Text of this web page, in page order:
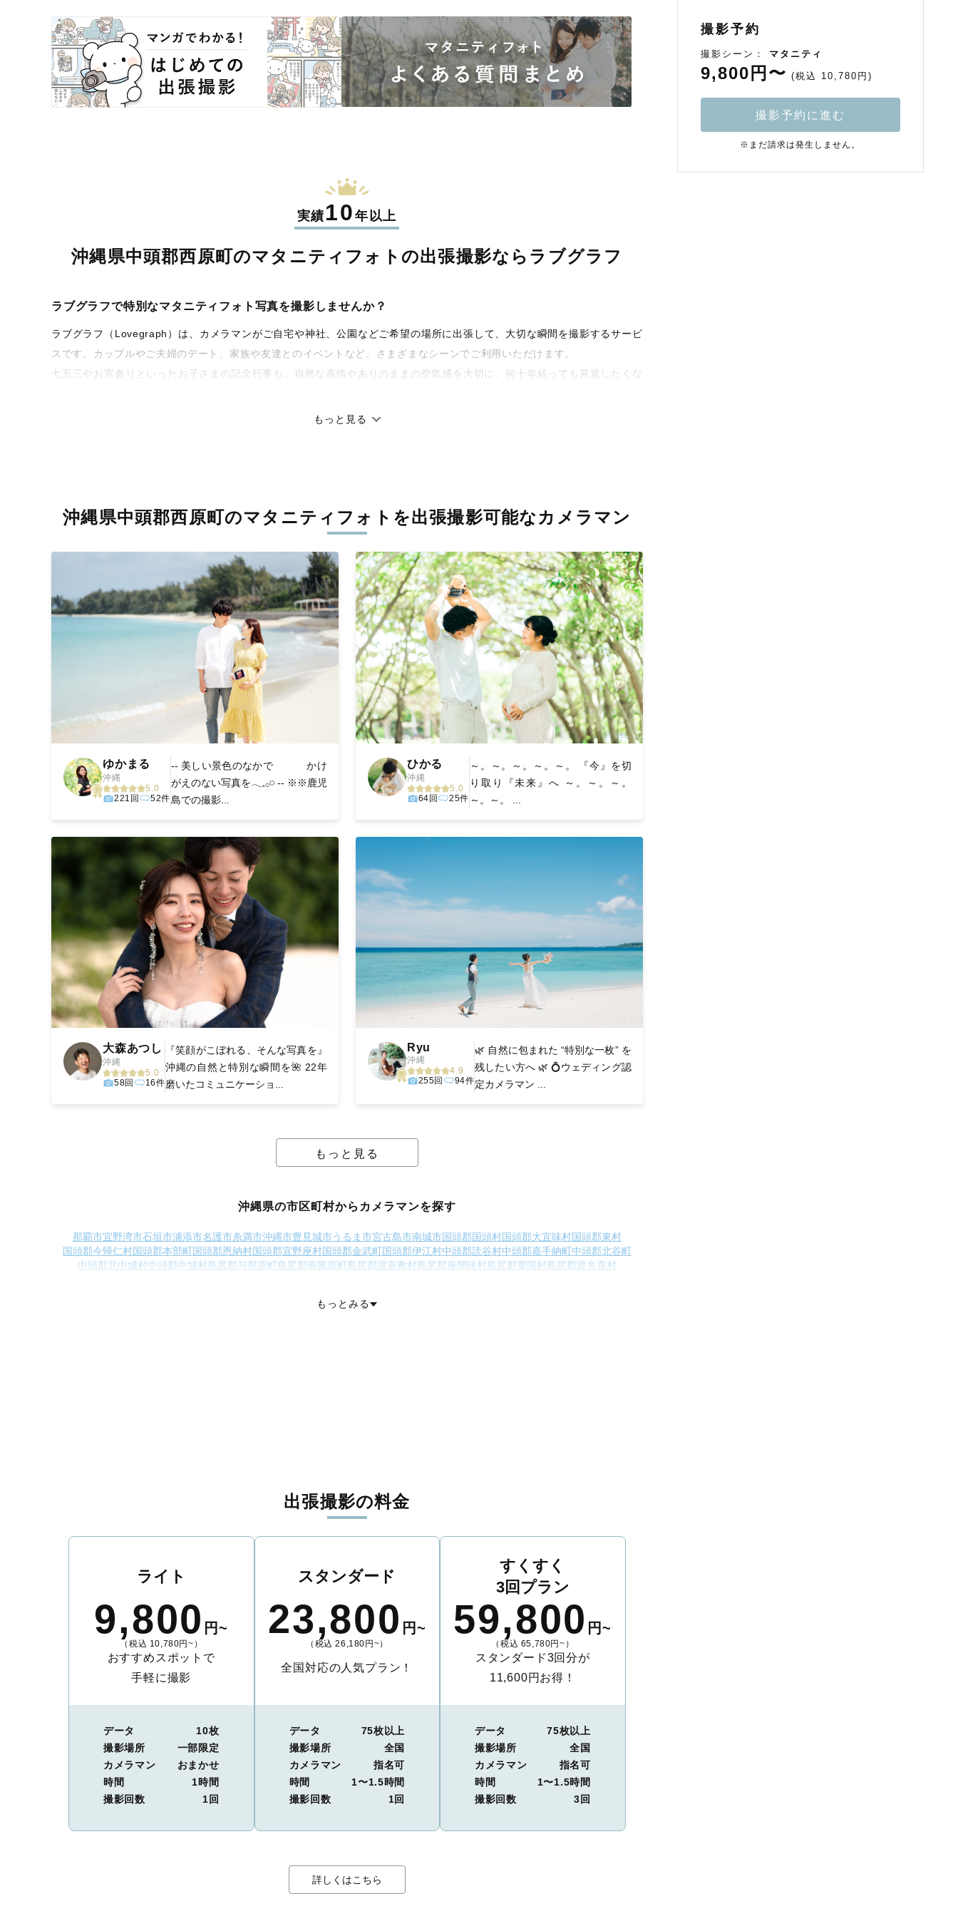
実績10年以上
沖縄県中頭郡西原町のマタニティフォトの出張撮影なら ラブグラフ
ラブグラフで特別なマタニティフォト写真を撮影しませんか？
ラブグラフ（Lovegraph）は、カメラマンがご自宅や神社、公園などご希望の場所に出張して、大切な瞬間を撮影するサービ
スです。カップルやご夫婦のデート、家族や友達とのイベントなど、さまざまなシーンでご利用いただけます。
七五三やお宮参りといったお子さまの記念行事も、自然な表情やありのままの空気感を大切に、何十年経っても見返したくな
丁寧なレタッチで思い出を美しく仕上げます
りに。きっと「こんな写真を撮ってほしかった！」と思える一枚に出会えます。まずは、ラブグラフの撮影事例をご覧くださ
もっと見る
沖縄県中頭郡西原町のマタニティフォトを出張撮影可能なカメラマン
ゆかまる
沖縄
5.0
221回
52件
-- 美しい景色のなかで かけ
がえのない写真を𓂃𓈒𓂂𓏸 -- ※※鹿児
島での撮影...
ひかる
沖縄
5.0
64回
25件
～。～。～。～。～。 『今』を切
り取り『未来』へ ～。～。～。
～。～。 ...
大森あつし
沖縄
5.0
58回
16件
『笑顔がこぼれる、そんな写真を』
沖縄の自然と特別な瞬間を🌺 22年
磨いたコミュニケーショ...
Ryu
沖縄
4.9
255回
94件
🌿 自然に包まれた “特別な一枚” を
残したい方へ 🌿 💍ウェディング認
定カメラマン ...
もっと見る
沖縄県の市区町村からカメラマンを探す
那覇市宜野湾市石垣市浦添市名護市糸満市沖縄市豊見城市うるま市宮古島市南城市国頭郡国頭村国頭郡大宜味村国頭郡東村
国頭郡今帰仁村国頭郡本部町国頭郡恩納村国頭郡宜野座村国頭郡金武町国頭郡伊江村中頭郡読谷村中頭郡嘉手納町中頭郡北谷町
中頭郡北中城村中頭郡中城村島尻郡与那原町島尻郡南風原町島尻郡渡嘉敷村島尻郡座間味村島尻郡粟国村島尻郡渡名喜村
もっとみる
出張撮影の料金
ライト
9,800 円~
（税込 10,780円~）
おすすめスポットで
手軽に撮影
データ
10枚
撮影場所
一部限定
カメラマン
おまかせ
時間
1時間
撮影回数
1回
スタンダード
23,800 円~
（税込 26,180円~）
全国対応の人気プラン！
データ
75枚以上
撮影場所
全国
カメラマン
指名可
時間
1〜1.5時間
撮影回数
1回
すくすく
3回プラン
59,800 円~
（税込 65,780円~）
スタンダード3回分が
11,600円お得！
データ
75枚以上
撮影場所
全国
カメラマン
指名可
時間
1〜1.5時間
撮影回数
3回
詳しくはこちら
撮影予約
撮影シーン： マタニティ
9,800円〜 (税込 10,780円)
撮影予約に進む
※まだ請求は発生しません。